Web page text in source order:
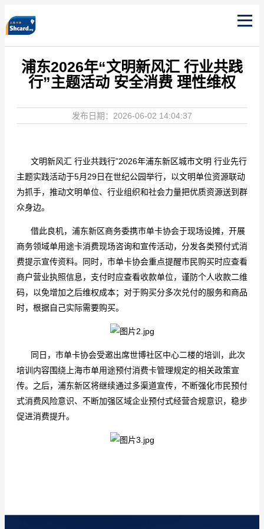
浦东2026年“文明新风汇 行业共践
行”主题活动 安全消费 理性维权
发布日期：2026-06-02 14:04:37
文明新风汇 行业共践行”2026年浦东新区城市文明 行业先行
主题实践活动于5月29日在世纪公园举行，以文明单位资源联动
为抓手，推动文明单位、行业组织和社会力量把优质资源送到群
众身边。
借此良机，浦东新区商务委携市单卡协会于现场设摊，开展
商务领域单用途卡消费现场咨询和宣传活动，分发各类预付式消
费提示宣传资料。同时，市单卡协会重点提醒市民购买时应查看
商户营业执照信息，支付时应查看收款单位，谨防个人收款二维
码，以免增加之后维权成本；对于购买分多次兑付的服务和商品
时，根据自己实际需要购买。
同日，市单卡协会受邀出席世博社区中心二楼的培训，此次
培训内容围绕上海市单用途预付消费卡管理规定的相关政策宣
传。之后，浦东新区将继续通过多渠道宣传，不断强化市民预付
式消费风险意识、不断加强区域企业预付式经营合规意识，稳步
促进消费提升。